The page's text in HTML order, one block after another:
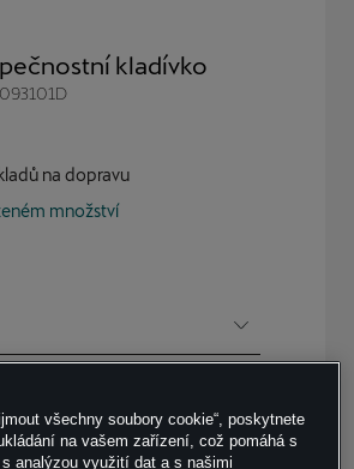
kladívko
na dopravu
množství
Do košíku
všechny soubory cookie“, poskytnete
na vašem zařízení, což pomáhá s
analýzou využití dat a s našimi